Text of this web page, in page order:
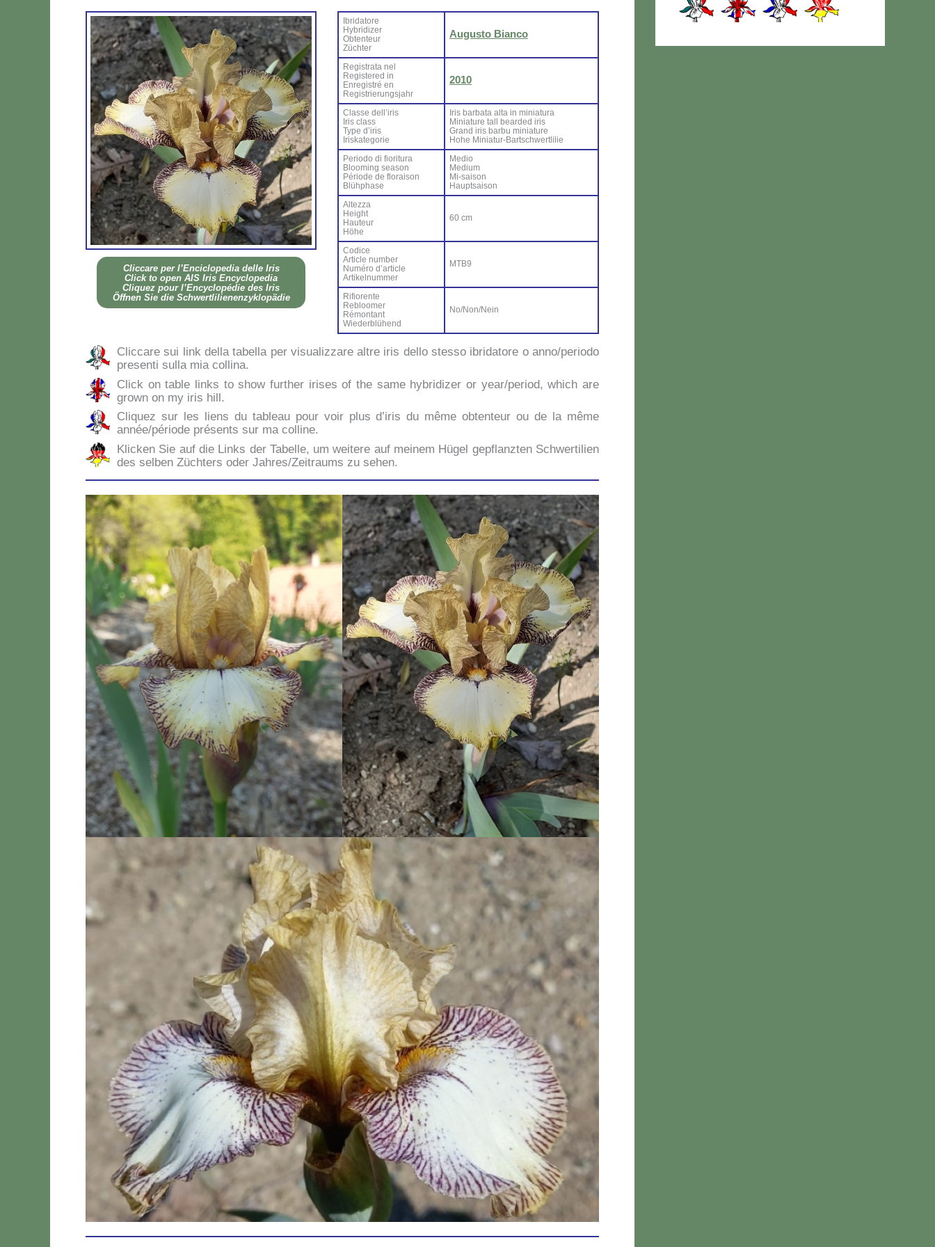
Clic­ca­re per l’En­ci­clo­pe­dia del­le Iris
Click to open AIS Iris En­cy­clo­pe­dia
Cli­quez pour l’En­cy­clo­pé­die des Iris
Öff­nen Sie die Sch­wer­tli­lie­nen­zy­klo­pä­die
Ibri­da­to­re
Hy­bri­di­zer
Ob­ten­teur
Zü­ch­ter
Au­gu­sto Bian­co
Re­gi­stra­ta nel
Re­gi­ste­red in
En­re­gi­stré en
Re­gi­strie­rung­sjahr
2010
Clas­se del­l’i­ris
Iris class
Ty­pe d’i­ris
Iri­ska­te­go­rie
Iris bar­ba­ta al­ta in mi­nia­tu­ra
Mi­nia­tu­re tall bear­ded iris
Grand iris bar­bu mi­nia­tu­re
Ho­he Mi­nia­tur-Bar­ts­ch­wer­tli­lie
Pe­rio­do di fio­ri­tu­ra
Bloo­ming sea­son
Pé­rio­de de flo­rai­son
Blü­h­pha­se
Me­dio
Me­dium
Mi-sai­son
Haup­tsai­son
Al­tez­za
Height
Hau­teur
Hö­he
60 cm
Co­di­ce
Ar­ti­cle num­ber
Nu­mé­ro d’ar­ti­cle
Ar­ti­kel­num­mer
MTB9
Ri­fio­ren­te
Re­bloo­mer
Ré­mon­tant
Wie­der­blü­hend
No/Non/Nein
Clic­ca­re sui link del­la ta­bel­la per vi­sua­liz­za­re al­tre iris del­lo stes­so ibri­da­to­re o anno/periodo
pre­sen­ti sul­la mia col­li­na.
Click on ta­ble links to show fur­ther iri­ses of the sa­me hy­bri­di­zer or year/period, which are
gro­wn on my iris hill.
Cli­quez sur les liens du ta­bleau pour voir plus d’i­ris du mê­me ob­ten­teur ou de la mê­me
année/période pré­sen­ts sur ma col­li­ne.
Klic­ken Sie auf die Links der Ta­bel­le, um wei­te­re auf mei­nem Hü­gel ge­p­flanz­ten Sch­wer­ti­lien
des sel­ben Zü­ch­ters oder Jahres/Zeitraums zu se­hen.